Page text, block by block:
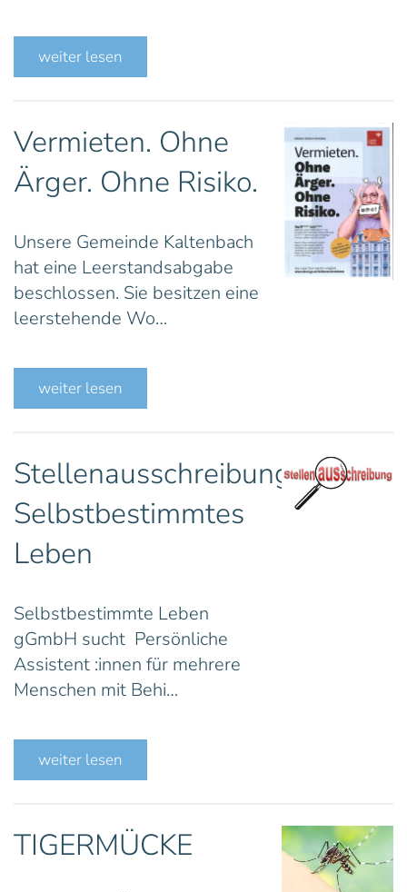
weiter lesen
Vermieten. Ohne
Ärger. Ohne Risiko.
Unsere Gemeinde Kaltenbach
hat eine Leerstandsabgabe
beschlossen. Sie besitzen eine
leerstehende Wo…
weiter lesen
Stellenausschreibung
Selbstbestimmtes
Leben
Selbstbestimmte Leben
gGmbH sucht Persönliche
Assistent :innen für mehrere
Menschen mit Behi…
weiter lesen
TIGERMÜCKE